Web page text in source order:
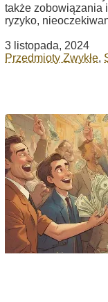
także zobowiązania
ryzyko,
3 listopada, 2024
Przedmioty Zwykłe,